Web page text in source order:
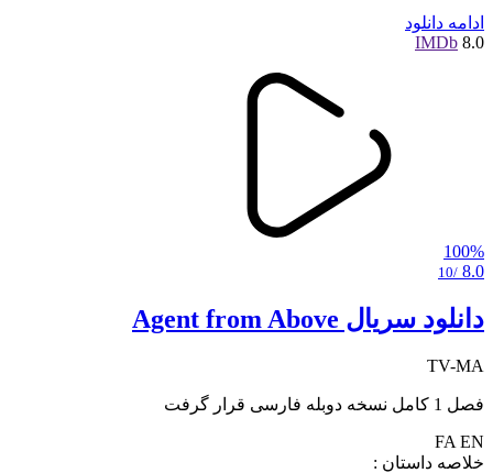
ادامه دانلود
8.0
IMDb
100%
8.0
/10
دانلود سریال Agent from Above
TV-MA
فصل 1 کامل نسخه دوبله فارسی قرار گرفت
FA EN
خلاصه داستان :